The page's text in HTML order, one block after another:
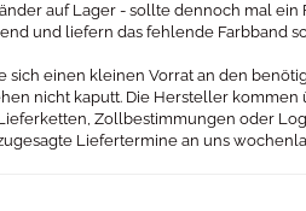
auf Lager - sollte dennoch mal
und liefern das fehlende Farbband
sich einen kleinen Vorrat an den
nicht kaputt. Die Hersteller kommen
Zollbestimmungen oder
Liefertermine an uns